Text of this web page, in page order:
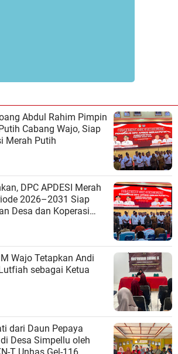
Abdul Rahim Pimpin
Cabang Wajo, Siap
Merah Putih
DPC APDESI Merah
2026–2031 Siap
Desa dan Koperasi
Wajo Tetapkan Andi
sebagai Ketua
dari Daun Pepaya
Desa Simpellu oleh